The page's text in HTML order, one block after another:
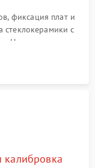
фиксация плат и
стеклокерамики с
Нанесение
калибровка